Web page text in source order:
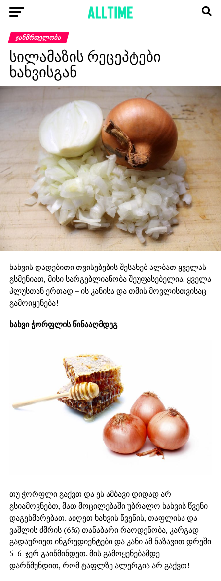
ᲯᲐᲜᲛᲠᲗᲔᲚᲝᲑᲐ
სილამაზის რეცეპტები
ხახვისგან
ხახვის დადებითი თვისებების შესახებ ალბათ ყველას
გსმენიათ, მისი სარგებლიანობა შეუფასებელია, ყველა
პლუსთან ერთად – ის კანისა და თმის მოვლისთვისაც
გამოიყენება!
ხახვი ჭორფლის წინააღმდეგ
თუ ჭორფლი გაქვთ და ეს ამბავი დიდად არ
გსიამოვნებთ, მათ მოცილებაში უბრალო ხახვის წვენი
დაგეხმარებათ. აიღეთ ხახვის წვენის, თაფლისა და
ვაშლის ძმრის (6%) თანაბარი რაოდენობა, კარგად
გადაურიეთ ინგრედიენტები და კანი ამ ნაზავით დრეში
5-6-ჯერ გაიწმინდეთ. მის გამოყენებამდე
დარწმუნდით, რომ ტაფლზე ალერგია არ გაქვთ!